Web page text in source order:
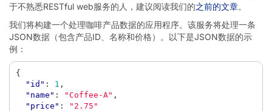
于不熟悉RESTful web服务的人，建议阅读我们的之前的文章。
我们将构建一个处理咖啡产品数据的应用程序。该服务将处理一条
JSON数据（包含产品ID、名称和价格）。以下是JSON数据的示
例：
{
"id" : 1 ,
"name" : "Coffee-A" ,
"price" :
"2.75"